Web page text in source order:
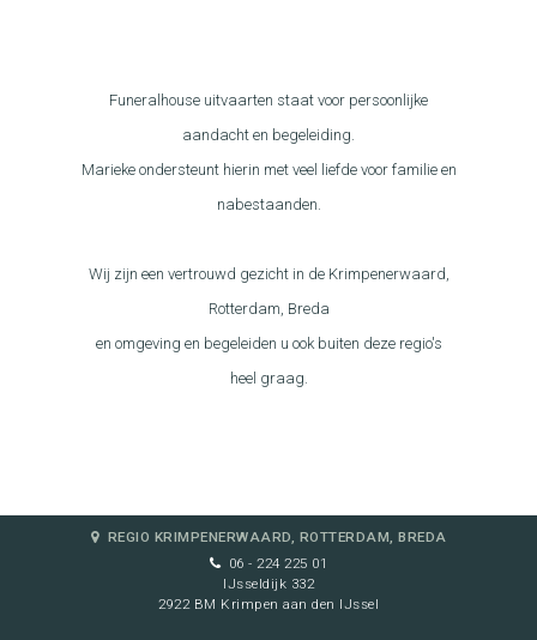
Funeralhouse uitvaarten staat voor persoonlijke
aandacht en begeleiding.
Marieke ondersteunt hierin met veel liefde voor familie en
nabestaanden.
Wij zijn een vertrouwd gezicht in de Krimpenerwaard,
Rotterdam, Breda
en omgeving en begeleiden u ook buiten deze regio's
heel graag.
REGIO KRIMPENERWAARD, ROTTERDAM, BREDA
06 - 224 225 01
IJsseldijk 332
2922 BM Krimpen aan den IJssel